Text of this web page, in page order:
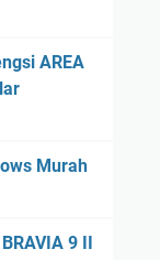
AREA
Murah
9 II